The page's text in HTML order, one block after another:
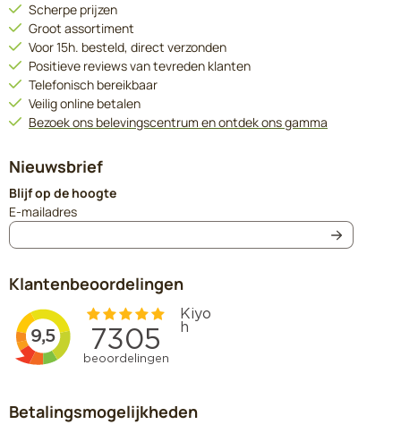
Scherpe prijzen
Groot assortiment
Voor 15h. besteld, direct verzonden
Positieve reviews van tevreden klanten
Telefonisch bereikbaar
Veilig online betalen
Bezoek ons belevingscentrum en ontdek ons gamma
Nieuwsbrief
Blijf op de hoogte
E-mailadresVul je e-mailadres in voor de nieuwsbrief
Klantenbeoordelingen
Betalingsmogelijkheden